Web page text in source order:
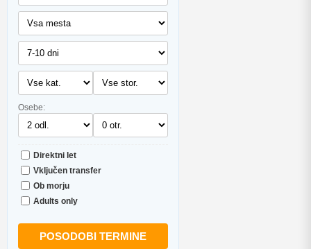
Osebe:
Direktni let
Vključen transfer
Ob morju
Adults only
POSODOBI TERMINE